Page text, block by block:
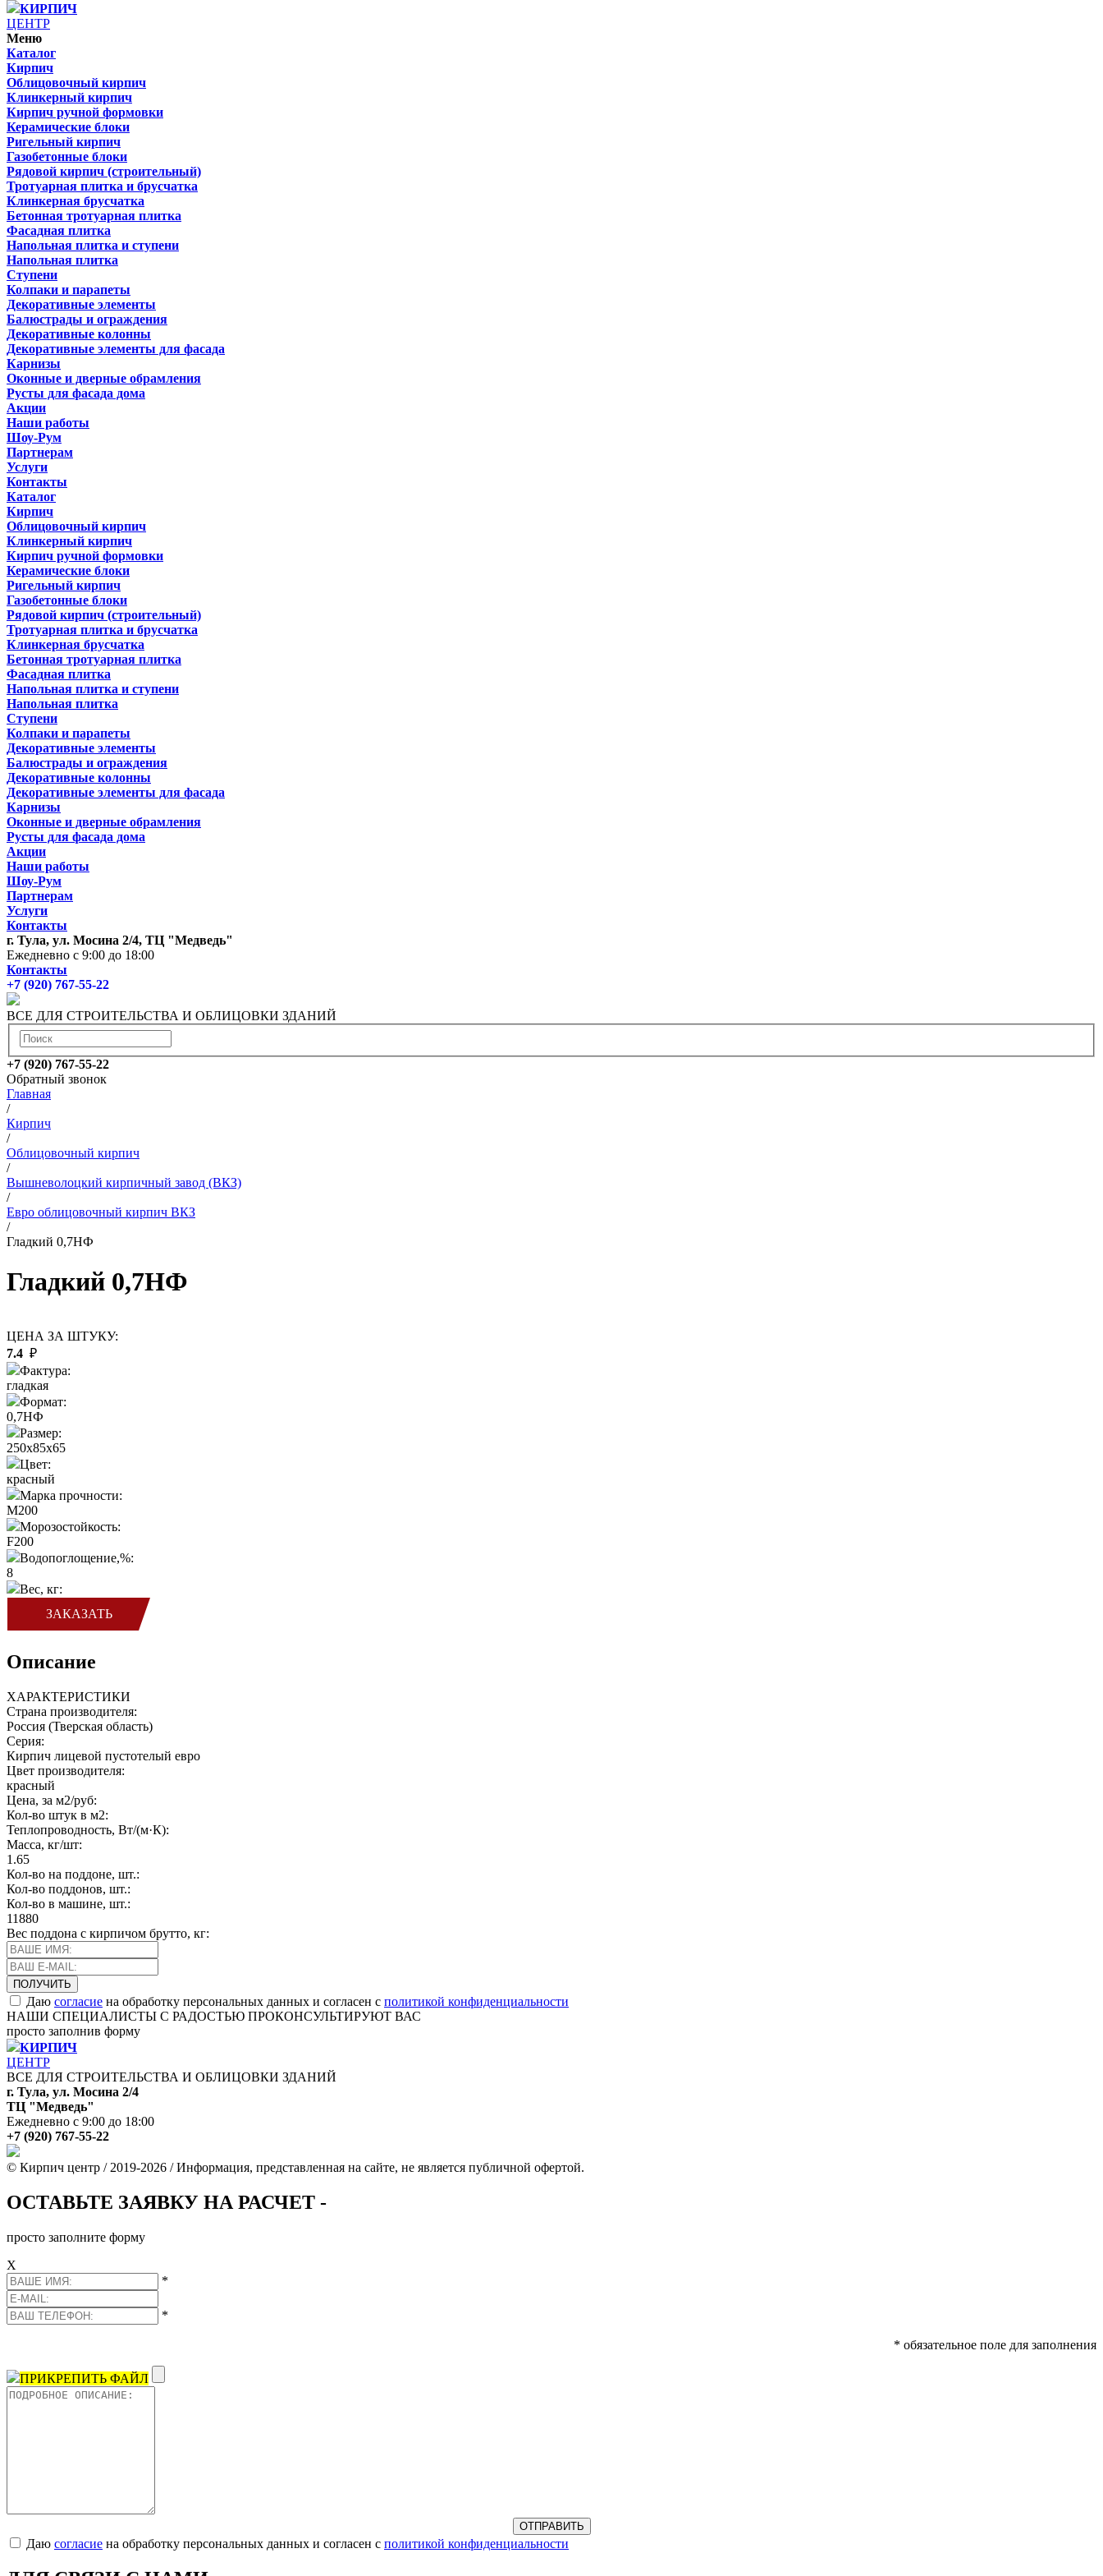
КИРПИЧ
ЦЕНТР
Меню
Каталог
Кирпич
Облицовочный кирпич
Клинкерный кирпич
Кирпич ручной формовки
Керамические блоки
Ригельный кирпич
Газобетонные блоки
Рядовой кирпич (строительный)
Тротуарная плитка и брусчатка
Клинкерная брусчатка
Бетонная тротуарная плитка
Фасадная плитка
Напольная плитка и ступени
Напольная плитка
Ступени
Колпаки и парапеты
Декоративные элементы
Балюстрады и ограждения
Декоративные колонны
Декоративные элементы для фасада
Карнизы
Оконные и дверные обрамления
Русты для фасада дома
Акции
Наши работы
Шоу-Рум
Партнерам
Услуги
Контакты
Каталог
Кирпич
Облицовочный кирпич
Клинкерный кирпич
Кирпич ручной формовки
Керамические блоки
Ригельный кирпич
Газобетонные блоки
Рядовой кирпич (строительный)
Тротуарная плитка и брусчатка
Клинкерная брусчатка
Бетонная тротуарная плитка
Фасадная плитка
Напольная плитка и ступени
Напольная плитка
Ступени
Колпаки и парапеты
Декоративные элементы
Балюстрады и ограждения
Декоративные колонны
Декоративные элементы для фасада
Карнизы
Оконные и дверные обрамления
Русты для фасада дома
Акции
Наши работы
Шоу-Рум
Партнерам
Услуги
Контакты
г. Тула, ул. Мосина 2/4, ТЦ "Медведь"
Ежедневно с 9:00 до 18:00
Контакты
+7 (920) 767-55-22
ВСЕ ДЛЯ СТРОИТЕЛЬСТВА И ОБЛИЦОВКИ ЗДАНИЙ
+7 (920) 767-55-22
Обратный звонок
Главная
/
Кирпич
/
Облицовочный кирпич
/
Вышневолоцкий кирпичный завод (ВКЗ)
/
Евро облицовочный кирпич ВКЗ
/
Гладкий 0,7НФ
Гладкий 0,7НФ
ЦЕНА ЗА ШТУКУ:
7.4 ₽
Фактура:
гладкая
Формат:
0,7НФ
Размер:
250x85x65
Цвет:
красный
Марка прочности:
M200
Морозостойкость:
F200
Водопоглощение,%:
8
Вес, кг:
ЗАКАЗАТЬ
Описание
ХАРАКТЕРИСТИКИ
Страна производителя:
Россия (Тверская область)
Серия:
Кирпич лицевой пустотелый евро
Цвет производителя:
красный
Цена, за м2/руб:
Кол-во штук в м2:
Теплопроводность, Вт/(м·К):
Масса, кг/шт:
1.65
Кол-во на поддоне, шт.:
Кол-во поддонов, шт.:
Кол-во в машине, шт.:
11880
Вес поддона с кирпичом брутто, кг:
Даю согласие на обработку персональных данных и согласен с политикой конфиденциальности
НАШИ СПЕЦИАЛИСТЫ С РАДОСТЬЮ ПРОКОНСУЛЬТИРУЮТ ВАС
просто заполнив форму
КИРПИЧ
ЦЕНТР
ВСЕ ДЛЯ СТРОИТЕЛЬСТВА И ОБЛИЦОВКИ ЗДАНИЙ
г. Тула, ул. Мосина 2/4
ТЦ "Медведь"
Ежедневно с 9:00 до 18:00
+7 (920) 767-55-22
© Кирпич центр / 2019-2026 / Информация, представленная на сайте, не является публичной офертой.
ОСТАВЬТЕ ЗАЯВКУ НА РАСЧЕТ -
просто заполните форму
Х
*
*
* обязательное поле для заполнения
ПРИКРЕПИТЬ ФАЙЛ
Даю согласие на обработку персональных данных и согласен с политикой конфиденциальности